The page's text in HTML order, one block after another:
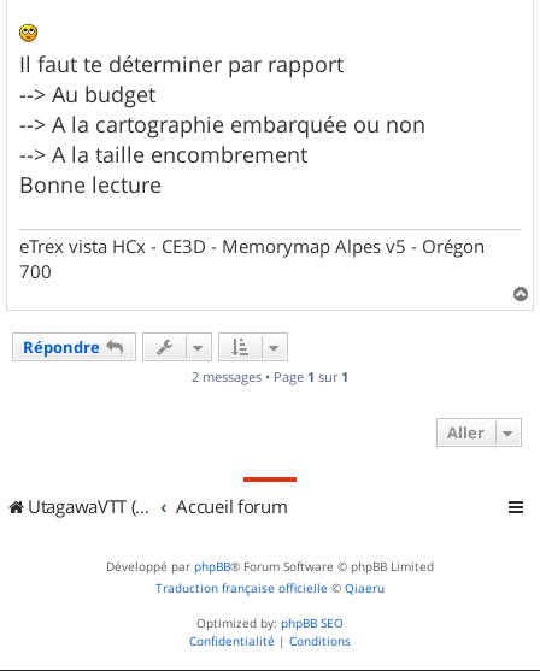
Il faut te déterminer par rapport
--> Au budget
--> A la cartographie embarquée ou non
--> A la taille encombrement
Bonne lecture
eTrex vista HCx - CE3D - Memorymap Alpes v5 - Orégon
700
a
Répondre
2 messages • Page 1 sur 1
Aller
UtagawaVTT (Randos VTT et VTTAE avec traces GPS) Accueil forum
Développé par phpBB® Forum Software © phpBB Limited
Traduction française officielle © Qiaeru
Optimized by: phpBB SEO
Confidentialité | Conditions